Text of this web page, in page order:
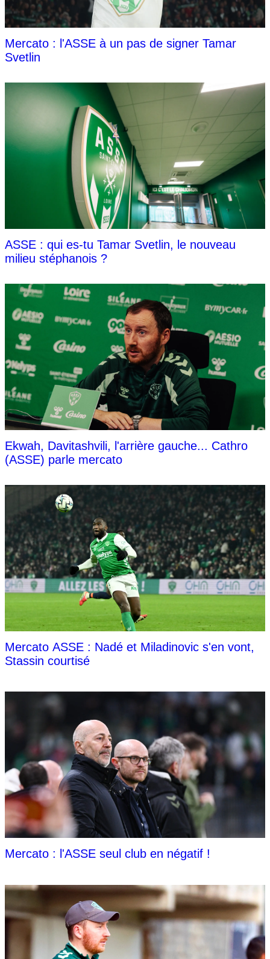
Mercato : l'ASSE à un pas de signer Tamar
Svetlin
ASSE : qui es-tu Tamar Svetlin, le nouveau
milieu stéphanois ?
Ekwah, Davitashvili, l'arrière gauche... Cathro
(ASSE) parle mercato
Mercato ASSE : Nadé et Miladinovic s'en vont,
Stassin courtisé
Mercato : l'ASSE seul club en négatif !